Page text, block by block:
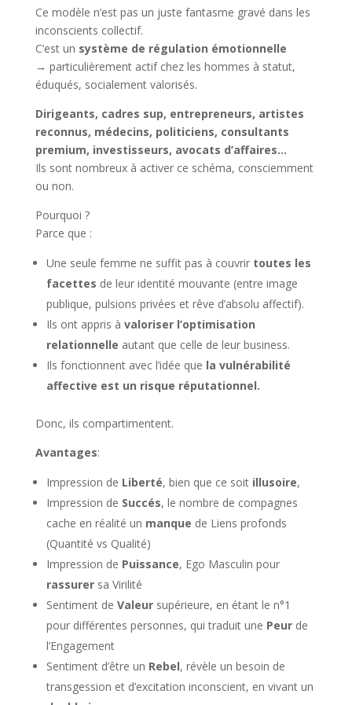
Ce modèle n’est pas un juste fantasme gravé dans les
inconscients collectif.
C’est un système de régulation émotionnelle
→ particulièrement actif chez les hommes à statut,
éduqués, socialement valorisés.
Dirigeants, cadres sup, entrepreneurs, artistes
reconnus, médecins, politiciens, consultants
premium, investisseurs, avocats d’affaires…
Ils sont nombreux à activer ce schéma, consciemment
ou non.
Pourquoi ?
Parce que :
Une seule femme ne suffit pas à couvrir toutes les
facettes de leur identité mouvante (entre image
publique, pulsions privées et rêve d’absolu affectif).
Ils ont appris à valoriser l’optimisation
relationnelle autant que celle de leur business.
Ils fonctionnent avec l’idée que la vulnérabilité
affective est un risque réputationnel.
Donc, ils compartimentent.
Avantages:
Impression de Liberté, bien que ce soit illusoire,
Impression de Succés, le nombre de compagnes
cache en réalité un manque de Liens profonds
(Quantité vs Qualité)
Impression de Puissance, Ego Masculin pour
rassurersa Virilité
Sentiment de Valeursupérieure, en étant le n°1
pour différentes personnes, qui traduit une Peurde
l’Engagement
Sentiment d’être un Rebel, révèle un besoin de
transgession et d’excitation inconscient, en vivant un